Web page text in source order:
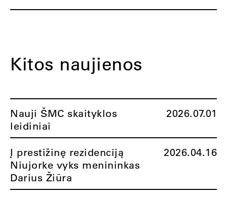
Kitos naujienos
Nauji ŠMC skaityklos
leidiniai
2026.07.01
Į prestižinę rezidenciją
Niujorke vyks menininkas
Darius Žiūra
2026.04.16